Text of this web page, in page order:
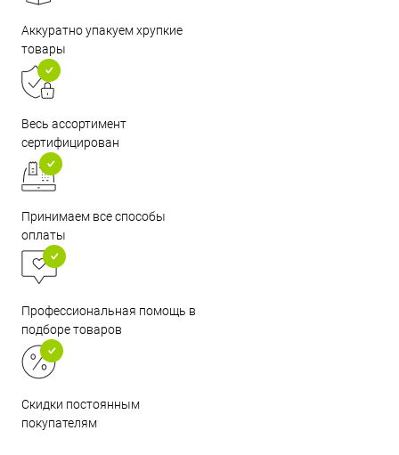
Аккуратно упакуем хрупкие
товары
Весь ассортимент
сертифицирован
Принимаем все способы
оплаты
Профессиональная помощь в
подборе товаров
Скидки постоянным
покупателям